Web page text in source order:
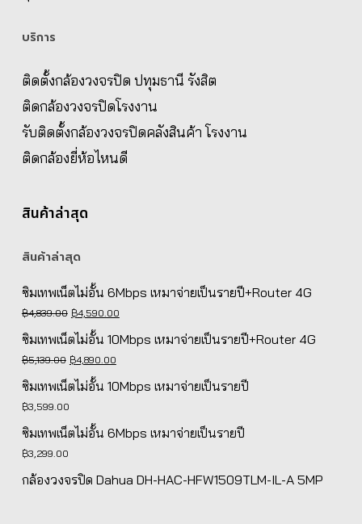
บริการ
ติดตั้งกล้องวงจรปิด ปทุมธานี รังสิต
ติดกล้องวงจรปิดโรงงาน
รับติดตั้งกล้องวงจรปิดคลังสินค้า โรงงาน
ติดกล้องยี่ห้อไหนดี
สินค้าล่าสุด
สินค้าล่าสุด
ซิมเทพเน็ตไม่อั้น 6Mbps เหมาจ่ายเป็นรายปี+Router 4G
฿4,839.00 Original
price
฿4,839.00.
฿4,590.00Current
ซิมเทพเน็ตไม่อั้น 10Mbps เหมาจ่ายเป็นรายปี+Router 4G
฿5,139.00 Original
price
฿4,890.00Current
ซิมเทพเน็ตไม่อั้น 10Mbps เหมาจ่ายเป็นรายปี
฿3,599.00
ซิมเทพเน็ตไม่อั้น 6Mbps เหมาจ่ายเป็นรายปี
฿3,299.00
กล้องวงจรปิด Dahua DH-HAC-HFW1509TLM-IL-A 5MP